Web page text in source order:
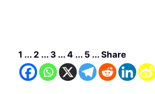
1 ... 2 ... 3 ... 4 ... 5 ... Share